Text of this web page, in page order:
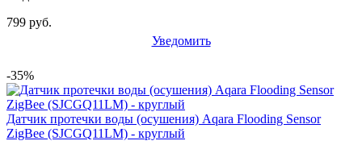
799 руб.
Уведомить
-35%
Датчик протечки воды (осушения) Aqara Flooding Sensor
ZigBee (SJCGQ11LM) - круглый